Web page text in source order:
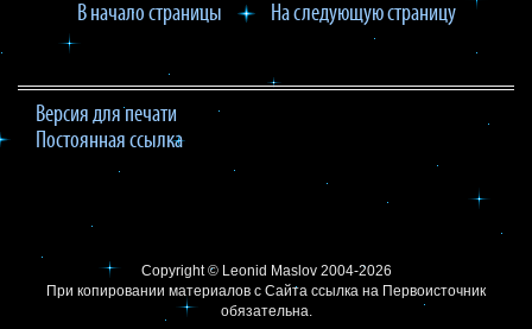
В начало страницы На следующую страницу
Версия для печати
Постоянная ссылка
Copyright © Leonid Maslov2004-2026
При копировании материалов с Сайта ссылка на Первоисточник
обязательна.